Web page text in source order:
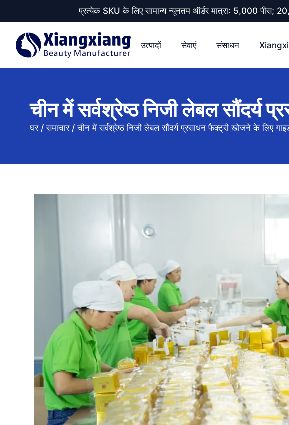
प्रत्येक SKU के लिए सामान्य न्यूनतम ऑर्डर मात्रा: 5,000 पीस;
उत्पादों सेवाएं संसाधन
चीन में सर्वश्रेष्ठ निजी लेबल सौंदर्य
घर/समाचार/चीन में सर्वश्रेष्ठ निजी लेबल सौंदर्य प्रसाधन फैक्ट्री खोजने के लिए